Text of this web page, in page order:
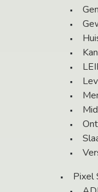
Pixel